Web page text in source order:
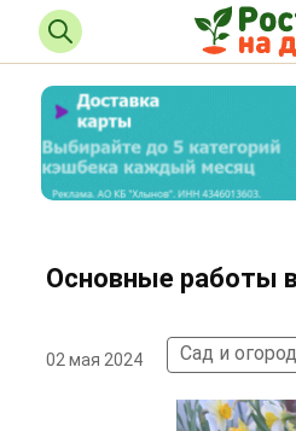
Основные работы
02 мая 2024 Сад и огород